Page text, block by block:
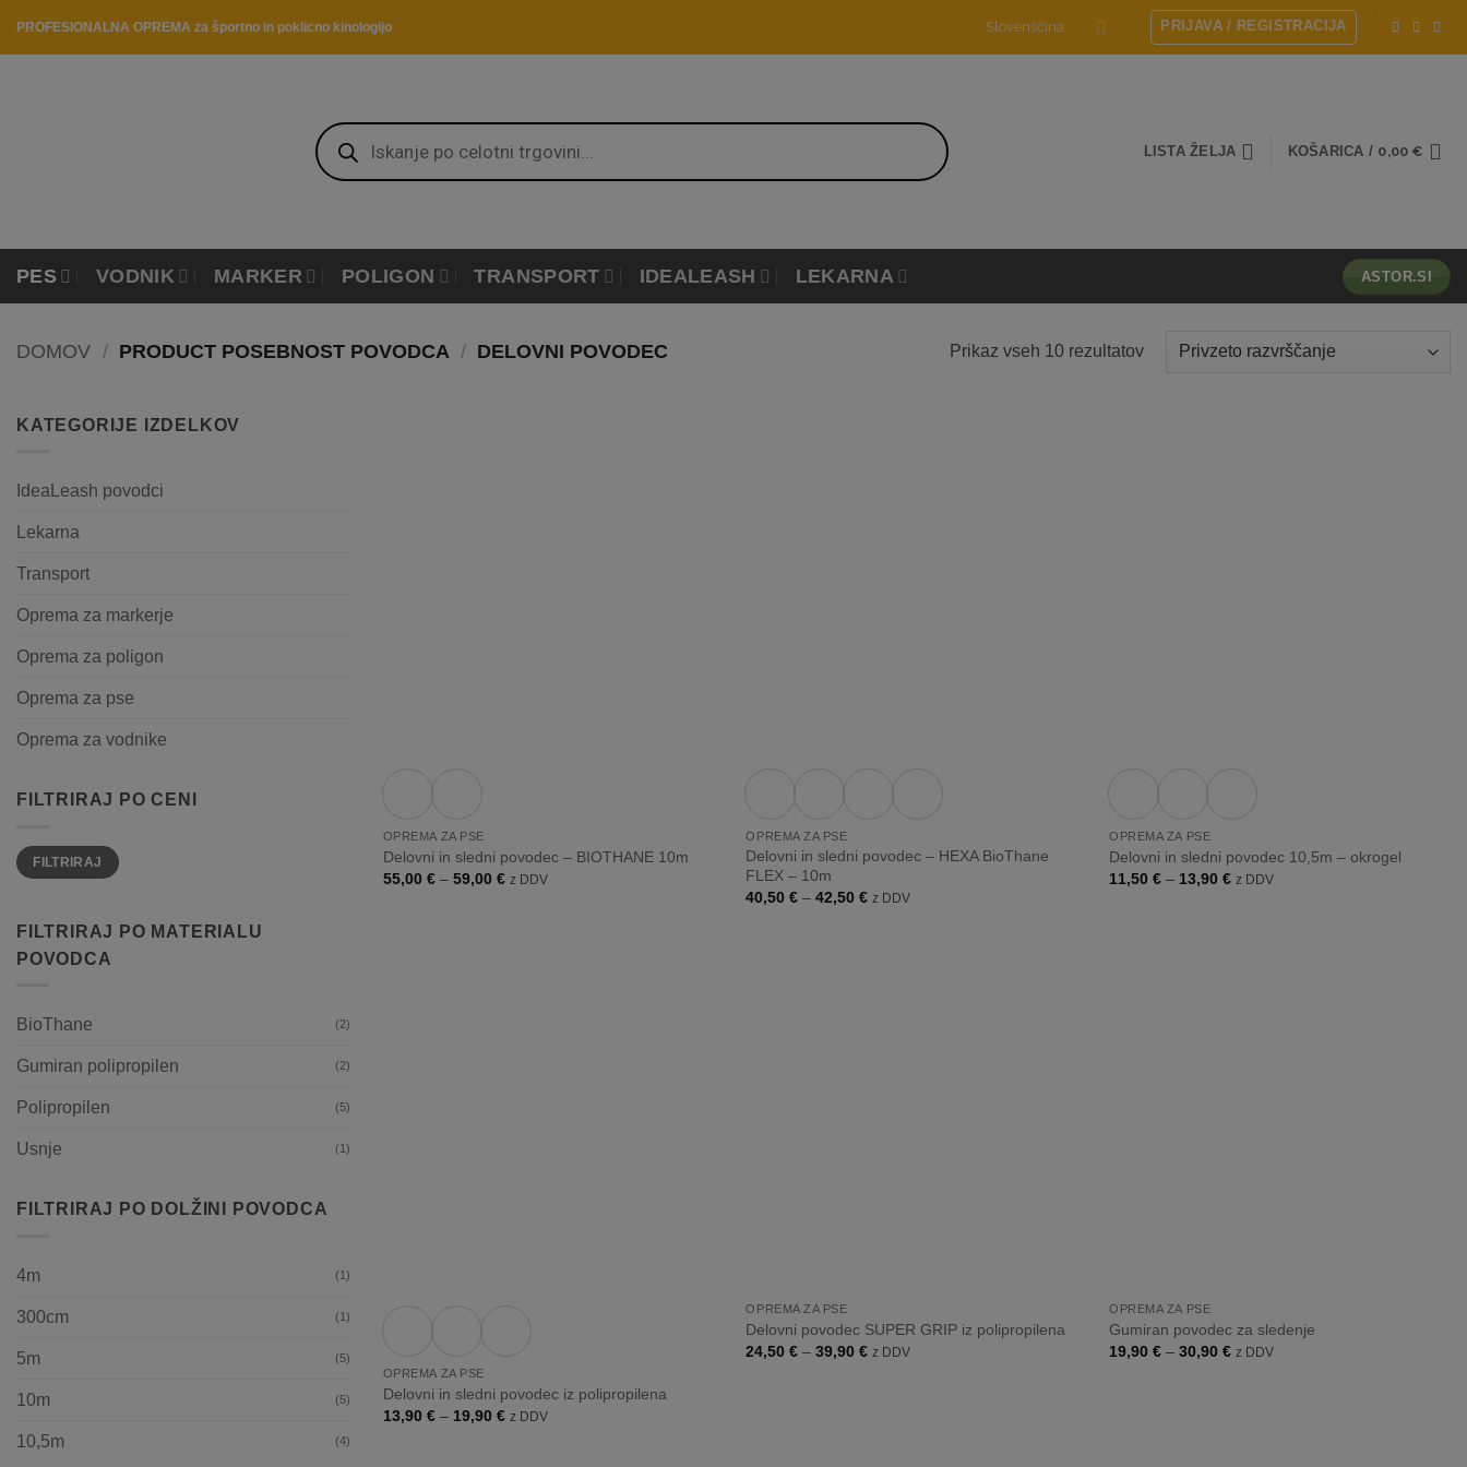
PROFESIONALNA OPREMA za športno in poklicno kinologijo Slovenščina PRIJAVA / REGISTRACIJA
Products
search
LISTA ŽELJA KOŠARICA / 0,00 €
PES VODNIK MARKER POLIGON TRANSPORT IDEALEASH LEKARNA ASTOR.SI
DOMOV / PRODUCT POSEBNOST POVODCA / DELOVNI POVODEC Prikaz vseh 10 rezultatov
KATEGORIJE IZDELKOV
IdeaLeash povodci
Lekarna
Transport
Oprema za markerje
Oprema za poligon
Oprema za pse
Oprema za vodnike
FILTRIRAJ PO CENI
Min
cena
Max
cenaFILTRIRAJ
FILTRIRAJ PO MATERIALU
POVODCA
BioThane (2)
Gumiran polipropilen (2)
Polipropilen (5)
Usnje (1)
FILTRIRAJ PO DOLŽINI POVODCA
4m (1)
300cm (1)
5m (5)
10m (5)
10,5m (4)
OPREMA ZA PSE
Delovni in sledni povodec – BIOTHANE 10m
55,00 € – 59,00 €Cenovni
z DDV
OPREMA ZA PSE
Delovni in sledni povodec – HEXA BioThane
FLEX – 10m
40,50€ – 42,50€Cenovni
z DDV
OPREMA ZA PSE
Delovni in sledni povodec 10,5m – okrogel
11,50€ – 13,90€Cenovni
z DDV
OPREMA ZA PSE
Delovni in sledni povodec iz polipropilena
13,90 € – 19,90 €Cenovni
z DDV
OPREMA ZA PSE
Delovni povodec SUPER GRIP iz polipropilena
24,50€ – 39,90€Cenovni
z DDV
OPREMA ZA PSE
Gumiran povodec za sledenje
19,90€ – 30,90€Cenovni
z DDV